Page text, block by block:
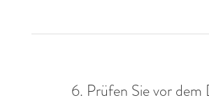
6. Prüfen Sie vor dem